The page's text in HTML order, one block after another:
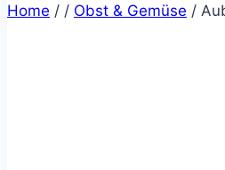
Home / / Obst & Gemüse /